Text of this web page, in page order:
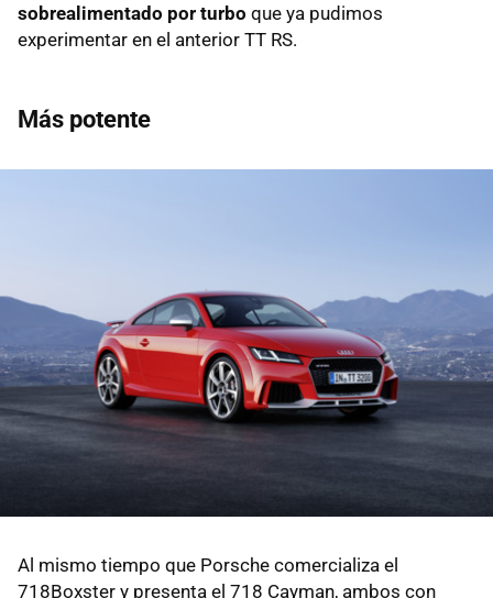
sobrealimentado por turbo que ya pudimos
experimentar en el anterior TT RS.
Más potente
Al mismo tiempo que Porsche comercializa el
718Boxster y presenta el 718 Cayman, ambos con